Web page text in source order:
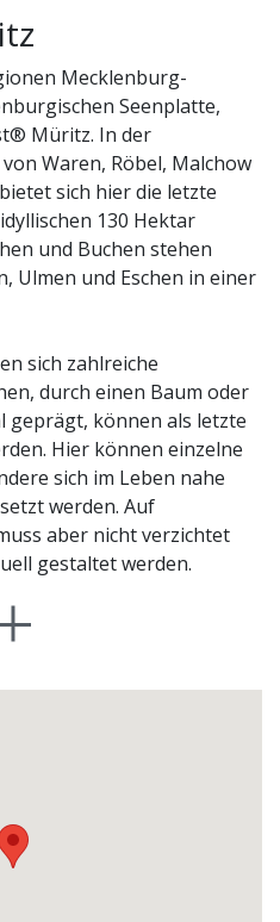
Mecklenburg-
Seenplatte,
Müritz. In der
Waren, Röbel, Malchow
sich hier die letzte
130 Hektar
und Buchen stehen
Ulmen und Eschen in einer
sich zahlreiche
durch einen Baum oder
geprägt, können als letzte
Hier können einzelne
sich im Leben nahe
werden. Auf
aber nicht verzichtet
gestaltet werden.
des Grabes ist am
in gedeckter Farbe
Verstorbenen Abschied
Eintragung in das